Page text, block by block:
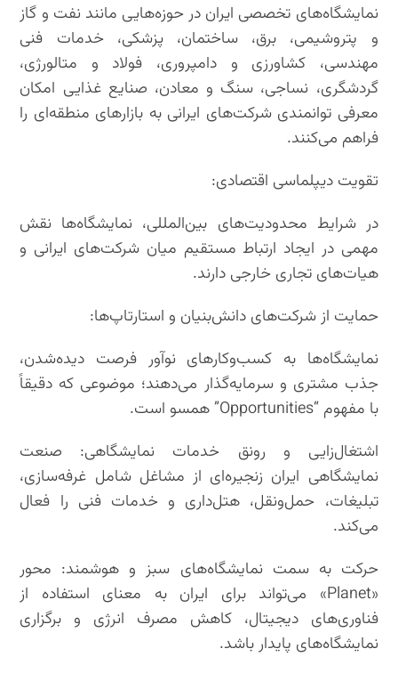
نمایشگاه‌های تخصصی ایران در حوزه‌هایی مانند نفت و گاز
و پتروشیمی، برق، ساختمان، پزشکی، خدمات فنی
مهندسی، کشاورزی و دامپروری، فولاد و متالورژی،
گردشگری، نساجی، سنگ و معادن، صنایع غذایی امکان
معرفی توانمندی شرکت‌های ایرانی به بازارهای منطقه‌ای را
فراهم می‌کنند.
تقویت دیپلماسی اقتصادی:
در شرایط محدودیت‌های بین‌المللی، نمایشگاه‌ها نقش
مهمی در ایجاد ارتباط مستقیم میان شرکت‌های ایرانی و
هیات‌های تجاری خارجی دارند.
حمایت از شرکت‌های دانش‌بنیان و استارتاپ‌ها:
نمایشگاه‌ها به کسب‌وکارهای نوآور فرصت دیده‌شدن،
جذب مشتری و سرمایه‌گذار می‌دهند؛ موضوعی که دقیقاً
با مفهوم “Opportunities” همسو است.
اشتغال‌زایی و رونق خدمات نمایشگاهی: صنعت
نمایشگاهی ایران زنجیره‌ای از مشاغل شامل غرفه‌سازی،
تبلیغات، حمل‌ونقل، هتل‌داری و خدمات فنی را فعال
می‌کند.
حرکت به سمت نمایشگاه‌های سبز و هوشمند: محور
«Planet» می‌تواند برای ایران به معنای استفاده از
فناوری‌های دیجیتال، کاهش مصرف انرژی و برگزاری
نمایشگاه‌های پایدار باشد.